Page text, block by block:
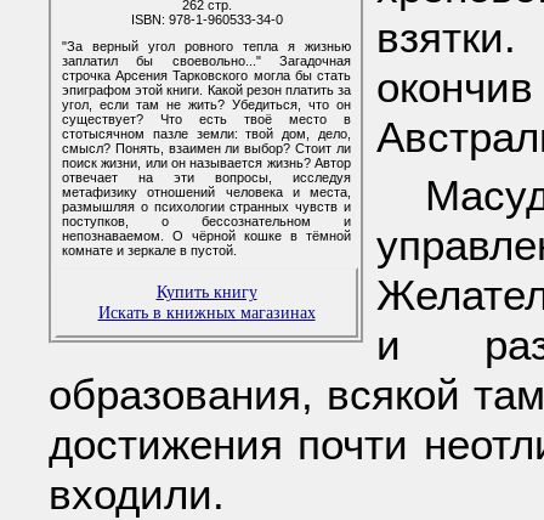
262 стр.
ISBN: 978-1-960533-34-0
"За верный угол ровного тепла я жизнью
заплатил бы своевольно..." Загадочная
строчка Арсения Тарковского могла бы стать
эпиграфом этой книги. Какой резон платить за
угол, если там не жить? Убедиться, что он
существует? Что есть твоё место в
стотысячном пазле земли: твой дом, дело,
смысл? Понять, взаимен ли выбор? Стоит ли
поиск жизни, или он называется жизнь? Автор
отвечает на эти вопросы, исследуя
метафизику отношений человека и места,
размышляя о психологии странных чувств и
поступков, о бессознательном и
непознаваемом. О чёрной кошке в тёмной
комнате и зеркале в пустой.
Купить книгу
Искать в книжных магазинах
и
образования, всякой
достижения почти
входили.